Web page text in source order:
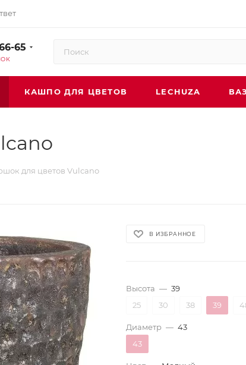
65
КАШПО ДЛЯ ЦВЕТОВ LECHUZA
для цветов Vulcano
В ИЗБРАННОЕ
Высота — 39
25
30 38 39
Диаметр — 43
43